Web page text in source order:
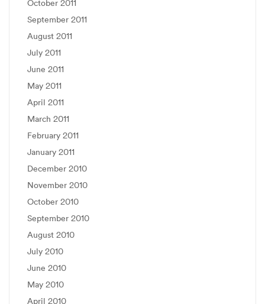
October 2011
September 2011
August 2011
July 2011
June 2011
May 2011
April 2011
March 2011
February 2011
January 2011
December 2010
November 2010
October 2010
September 2010
August 2010
July 2010
June 2010
May 2010
April 2010